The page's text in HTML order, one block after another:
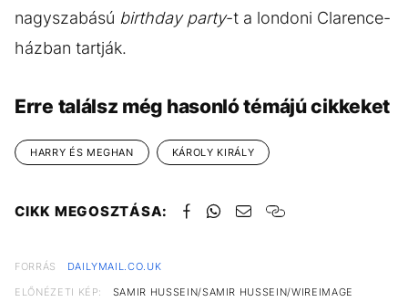
nagyszabású birthday party-t a londoni Clarence-
házban tartják.
Erre találsz még hasonló témájú cikkeket
HARRY ÉS MEGHAN KÁROLY KIRÁLY
CIKK MEGOSZTÁSA:
FORRÁS
DAILYMAIL.CO.UK
ELŐNÉZETI KÉP:
SAMIR HUSSEIN/SAMIR HUSSEIN/WIREIMAGE